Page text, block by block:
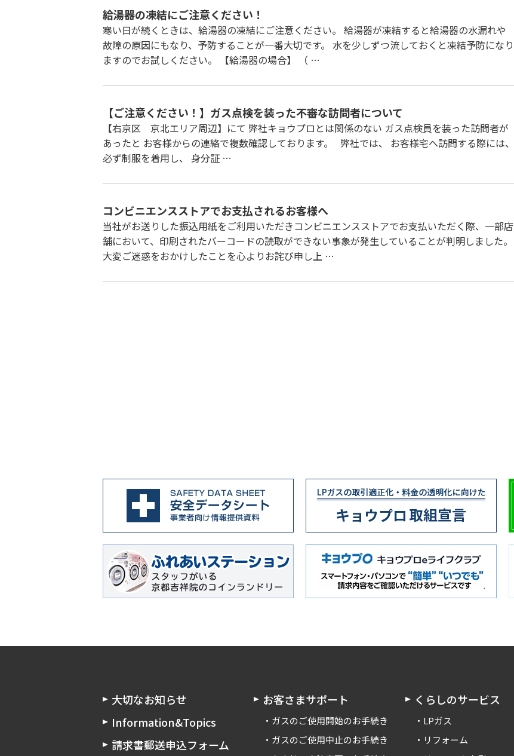
給湯器の凍結にご注意ください！
寒い日が続くときは、給湯器の凍結にご注意ください。 給湯器が凍結すると給湯器の水漏れや
故障の原因にもなり、予防することが一番大切です。 水を少しずつ流しておくと凍結予防になり
ますのでお試しください。 【給湯器の場合】 （ …
【ご注意ください！】ガス点検を装った不審な訪問者について
【右京区 京北エリア周辺】にて 弊社キョウプロとは関係のない ガス点検員を装った訪問者が
あったと お客様からの連絡で複数確認しております。 弊社では、 お客様宅へ訪問する際には、
必ず制服を着用し、 身分証 …
コンビニエンスストアでお支払されるお客様へ
当社がお送りした振込用紙をご利用いただきコンビニエンスストアでお支払いただく際、一部店
舗において、印刷されたバーコードの読取ができない事象が発生していることが判明しました。
大変ご迷惑をおかけしたことを心よりお詫び申し上 …
大切なお知らせ
Information&Topics
請求書郵送申込フォーム
お客さまサポート
ガスのご使用開始のお手続き
ガスのご使用中止のお手続き
くらしのサービス
LPガス
リフォーム